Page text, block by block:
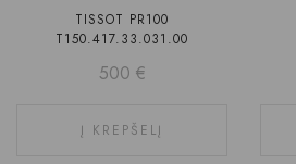
TISSOT PR100
T150.417.33.031.00
500 €
Į KREPŠELĮ